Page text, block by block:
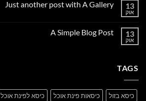
Welcome
13
אוק
Just another post with A Gallery
Just
13
אוק
A Simple Blog Post
TAGS
כיסא בזול כיסאות פינת אוכל
כיסא לפינת אוכל